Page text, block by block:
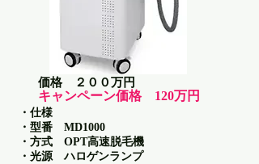
価格 ２００万円
キャンペーン価格 120万円
・仕様
・型番 MD1000
・方式 OPT高速脱毛機
・光源 ハロゲンランプ